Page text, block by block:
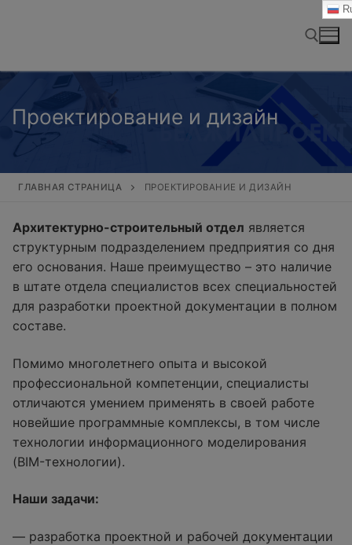
Проектирование и дизайн
ГЛАВНАЯ СТРАНИЦА ПРОЕКТИРОВАНИЕ И ДИЗАЙН
Архитектурно-строительный отдел является
структурным подразделением предприятия со дня
его основания. Наше преимущество – это наличие
в штате отдела специалистов всех специальностей
для разработки проектной документации в полном
составе.
Помимо многолетнего опыта и высокой
профессиональной компетенции, специалисты
отличаются умением применять в своей работе
новейшие программные комплексы, в том числе
технологии информационного моделирования
(BIM-технологии).
Наши задачи:
— разработка проектной и рабочей документации